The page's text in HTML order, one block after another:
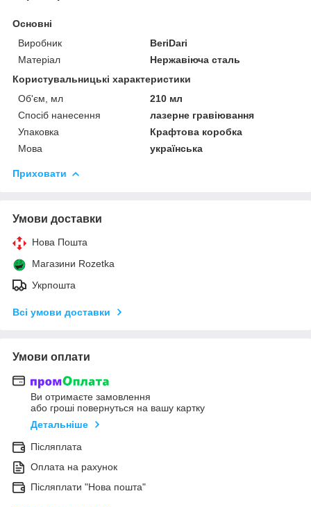
Основні
Виробник
BeriDari
Матеріал
Нержавіюча сталь
Користувальницькі характеристики
Об'єм, мл
210 мл
Спосіб нанесення
лазерне гравіювання
Упаковка
Крафтова коробка
Мова
українська
Приховати
Умови доставки
Нова Пошта
Магазини Rozetka
Укрпошта
Всі умови доставки
Умови оплати
Ви отримаєте замовлення
або гроші повернуться на вашу картку
Детальніше
Післяплата
Оплата на рахунок
Післяплати "Нова пошта"